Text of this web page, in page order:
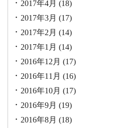
2017年4月 (18)
2017年3月 (17)
2017年2月 (14)
2017年1月 (14)
2016年12月 (17)
2016年11月 (16)
2016年10月 (17)
2016年9月 (19)
2016年8月 (18)